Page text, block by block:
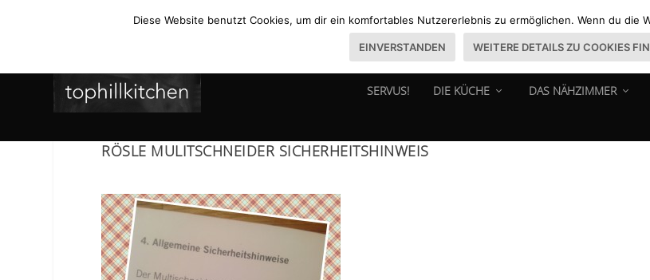
SERVUS! DIE KÜCHE DAS NÄHZIMMER
RÖSLE MULITSCHNEIDER SICHERHEITSHINWEIS
Diese Website benutzt Cookies, um dir ein komfortables Nutzererlebnis zu ermöglichen. Wenn du
EINVERSTANDEN WEITERE DETAILS ZU COOKIES